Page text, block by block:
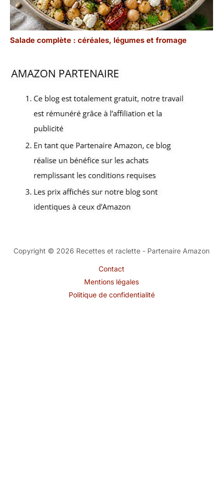
Salade complète : céréales, légumes et fromage
Copyright © 2026 Recettes et raclette - Partenaire Amazon
Contact
Mentions légales
Politique de confidentialité